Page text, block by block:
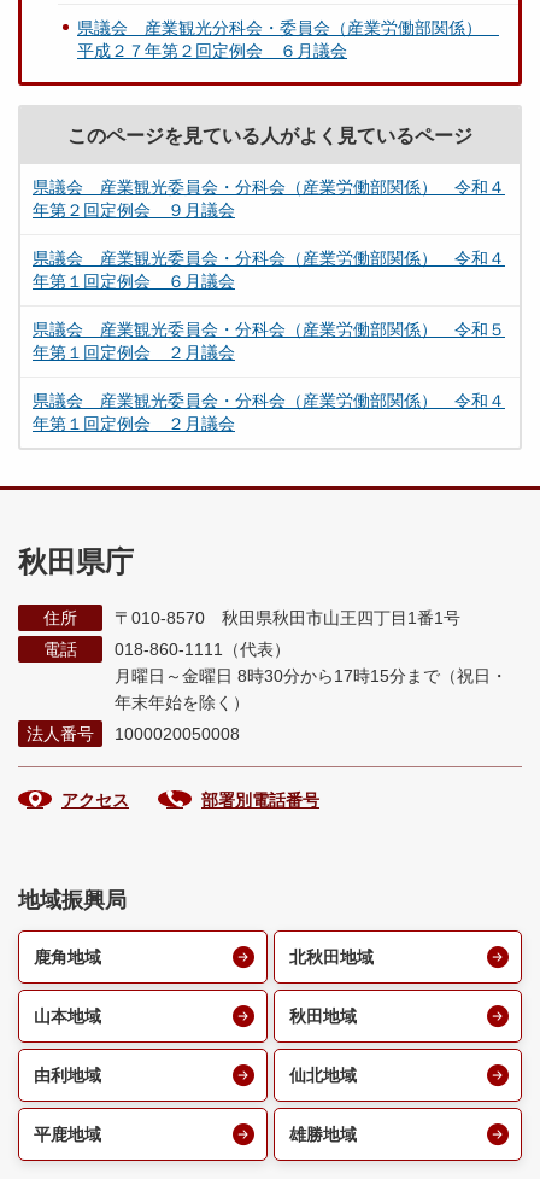
県議会 産業観光分科会・委員会（産業労働部関係）
平成２７年第２回定例会 ６月議会
このページを見ている人がよく見ているページ
県議会 産業観光委員会・分科会（産業労働部関係） 令和４
年第２回定例会 ９月議会
県議会 産業観光委員会・分科会（産業労働部関係） 令和４
年第１回定例会 ６月議会
県議会 産業観光委員会・分科会（産業労働部関係） 令和５
年第１回定例会 ２月議会
県議会 産業観光委員会・分科会（産業労働部関係） 令和４
年第１回定例会 ２月議会
秋田県庁
住所
〒010-8570 秋田県秋田市山王四丁目1番1号
電話
018-860-1111（代表）
月曜日～金曜日 8時30分から17時15分まで （祝日・
年末年始を除く）
法人番号
1000020050008
アクセス 部署別電話番号
地域振興局
鹿角地域 北秋田地域
山本地域 秋田地域
由利地域 仙北地域
平鹿地域 雄勝地域